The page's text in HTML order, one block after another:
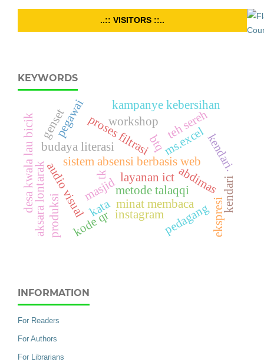
..:: VISITORS ::..
KEYWORDS
masjid
minat membaca
sistem absensi berbasis web
proses filtrasi
audio visual metode talaqqi
btqms.excel
abdimas
pedagang
aksara lontarak kata
budaya literasi
pegawai
desa kwala lau bicik teh sereh
layanan ict
produksi
genset
ekspresi
kendari
kendari.
kampanye kebersihan
kode qr
workshop
tk
instagram
INFORMATION
For Readers
For Authors
For Librarians